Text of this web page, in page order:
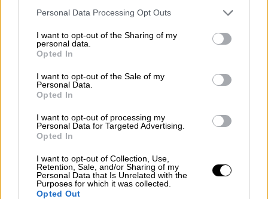
Personal Data Processing Opt Outs
I want to opt-out of the Sharing of my
personal data.
Opted In
I want to opt-out of the Sale of my
Personal Data.
Opted In
I want to opt-out of processing my
Personal Data for Targeted Advertising.
Opted In
I want to opt-out of Collection, Use,
Retention, Sale, and/or Sharing of my
Personal Data that Is Unrelated with the
Purposes for which it was collected.
Opted Out
Κοφτό Μακαρονάκι Τρικολόρε
Κριθαράκι
Κριθαράκι Τρικολόρε